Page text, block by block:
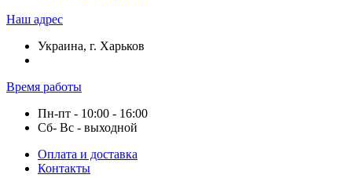
Наш адрес
Украина, г. Харьков
Время работы
Пн-пт - 10:00 - 16:00
Сб- Вс - выходной
Оплата и доставка
Контакты